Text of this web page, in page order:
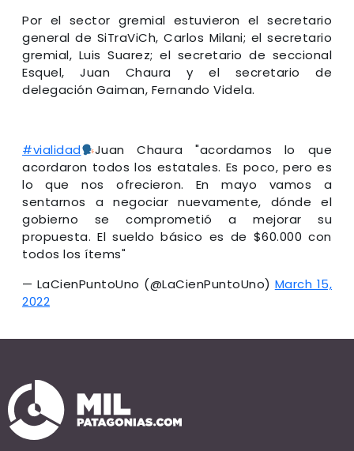
Por el sector gremial estuvieron el secretario
general de SiTraViCh, Carlos Milani; el secretario
gremial, Luis Suarez; el secretario de seccional
Esquel, Juan Chaura y el secretario de
delegación Gaiman, Fernando Videla.
#vialidad
Juan Chaura "acordamos lo que
acordaron todos los estatales. Es poco, pero es
lo que nos ofrecieron. En mayo vamos a
sentarnos a negociar nuevamente, dónde el
gobierno se comprometió a mejorar su
propuesta. El sueldo básico es de $60.000 con
todos los ítems"
— LaCienPuntoUno (@LaCienPuntoUno) March 15,
2022